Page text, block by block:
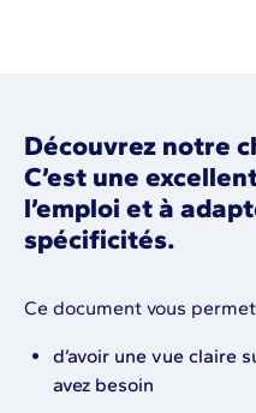
Découvrez notre
C’est une
l’emploi et à
spécificités.
Ce document vous
d’avoir une vue claire
avez besoin